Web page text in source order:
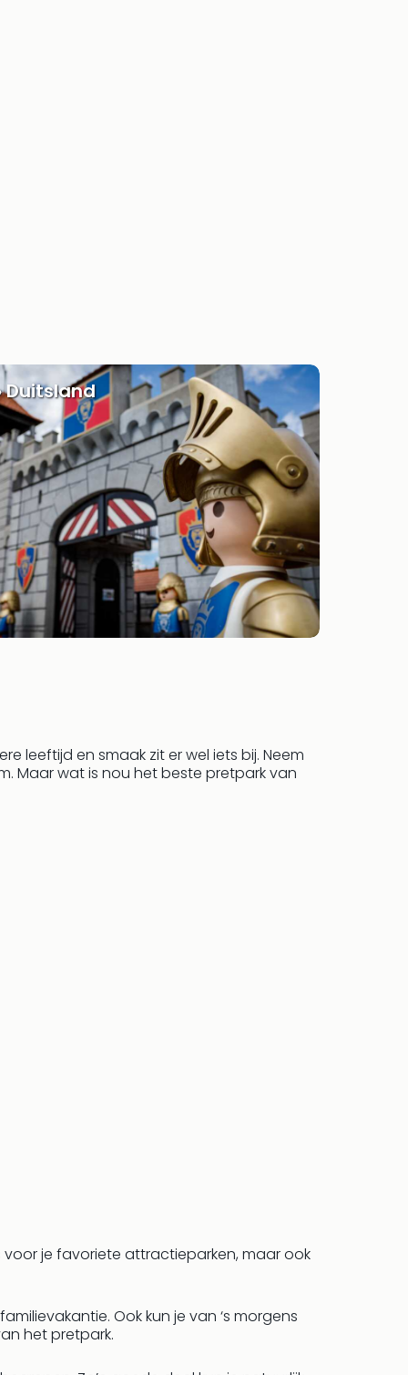
Duitsland
leeftijd en smaak zit er wel iets bij. Neem
Maar wat is nou het beste pretpark van
voor je favoriete attractieparken, maar ook
Ook kun je van ‘s morgens
het pretpark.